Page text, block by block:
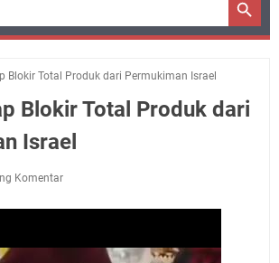
Blokir Total Produk dari Permukiman Israel
Blokir Total Produk dari
Israel
Komentar